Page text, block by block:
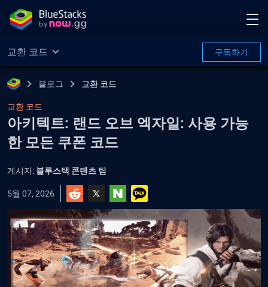
교환 코드 구독하기
블로그 교환 코드
교환 코드
아키텍트: 랜드 오브 엑자일: 사용 가능
한 모든 쿠폰 코드
게시자: 블루스택 콘텐츠 팀
5월 07, 2026